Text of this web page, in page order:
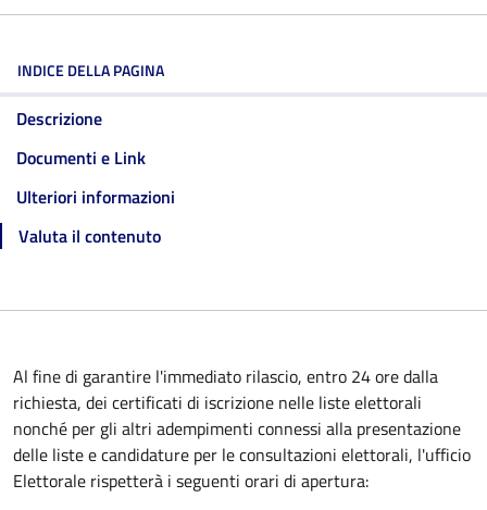
INDICE DELLA PAGINA
Descrizione
Documenti e Link
Ulteriori informazioni
Valuta il contenuto
Al fine di garantire l'immediato rilascio, entro 24 ore dalla
richiesta, dei certificati di iscrizione nelle liste elettorali
nonché per gli altri adempimenti connessi alla presentazione
delle liste e candidature per le consultazioni elettorali, l'ufficio
Elettorale rispetterà i seguenti orari di apertura: